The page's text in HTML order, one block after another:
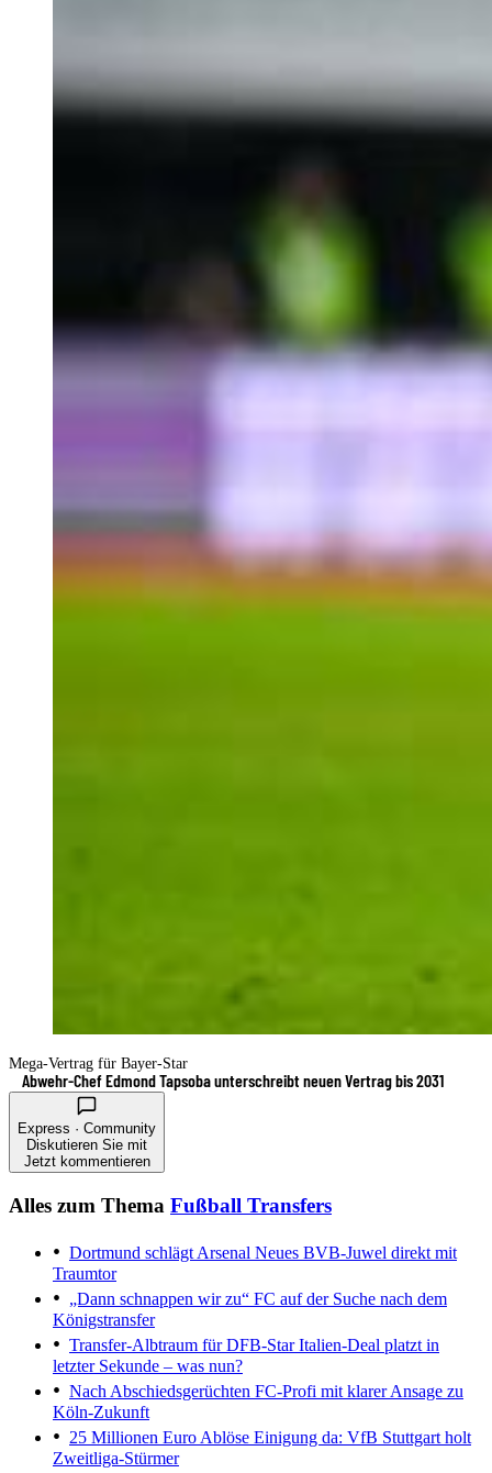
Mega-Vertrag für Bayer-Star
Abwehr-Chef Edmond Tapsoba unterschreibt neuen Vertrag bis 2031
Express · Community
Diskutieren Sie mit
Jetzt kommentieren
Alles zum Thema Fußball Transfers
Dortmund schlägt Arsenal Neues BVB-Juwel direkt mit
Traumtor
„Dann schnappen wir zu“ FC auf der Suche nach dem
Königstransfer
Transfer-Albtraum für DFB-StarItalien-Deal platzt in
letzter Sekunde – was nun?
Nach Abschiedsgerüchten FC-Profi mit klarer Ansage zu
Köln-Zukunft
25 Millionen Euro Ablöse Einigung da: VfB Stuttgart holt
Zweitliga-Stürmer